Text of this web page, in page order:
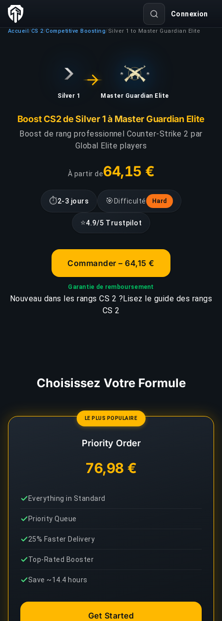
Connexion
Accueil/CS 2/Competitive Boosting/Silver 1 to Master Guardian Elite
Silver 1 Master Guardian Elite
Boost CS2 de Silver 1 à Master Guardian Elite
Boost de rang professionnel Counter-Strike 2 par
Global Elite players
À partir de64,15 €
⏱2-3 jours 🎯 Difficulté Hard
⭐4.9/5 Trustpilot
Commander – 64,15 €
Garantie de remboursement
Nouveau dans les rangs CS 2 ?Lisez le guide des rangs
CS 2
Choisissez Votre Formule
LE PLUS POPULAIRE
Priority Order
76,98 €
Everything in Standard
Priority Queue
25% Faster Delivery
Top-Rated Booster
Save ~14.4 hours
Get Started